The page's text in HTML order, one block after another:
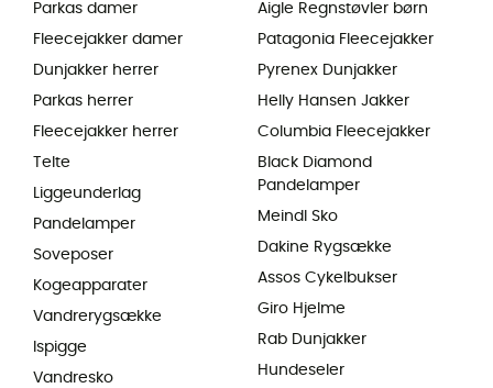
Parkas damer
Fleecejakker damer
Dunjakker herrer
Parkas herrer
Fleecejakker herrer
Telte
Liggeunderlag
Pandelamper
Soveposer
Kogeapparater
Vandrerygsække
Ispigge
Vandresko
Aigle Regnstøvler børn
Patagonia Fleecejakker
Pyrenex Dunjakker
Helly Hansen Jakker
Columbia Fleecejakker
Black Diamond
Pandelamper
Meindl Sko
Dakine Rygsække
Assos Cykelbukser
Giro Hjelme
Rab Dunjakker
Hundeseler